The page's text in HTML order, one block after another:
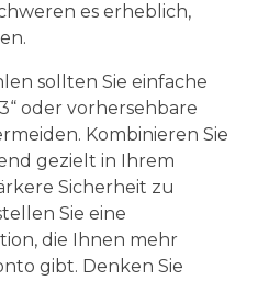
es erheblich,
sollten Sie einfache
oder vorhersehbare
Kombinieren Sie
gezielt in Ihrem
Sicherheit zu
Sie eine
die Ihnen mehr
gibt. Denken Sie